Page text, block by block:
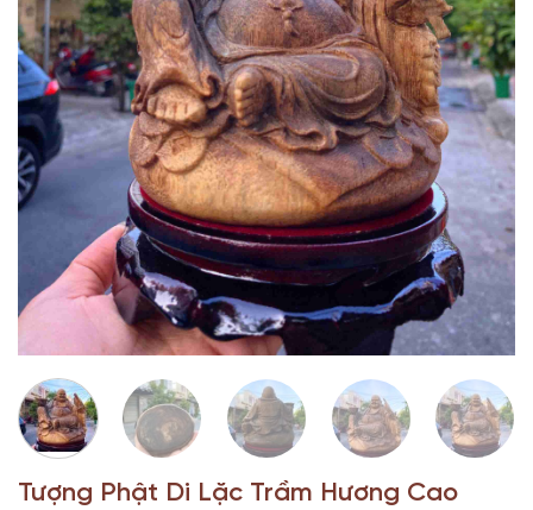
Tượng Phật Di Lặc Trầm Hương Cao